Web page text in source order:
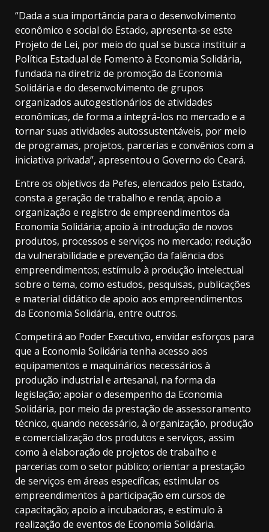
“Dada a sua importância para o desenvolvimento
econômico e social do Estado, apresenta-se este
Projeto de Lei, por meio do qual se busca instituir a
Política Estadual de Fomento à Economia Solidária,
fundada na diretriz de promoção da Economia
Solidária e do desenvolvimento de grupos
organizados autogestionários de atividades
econômicas, de forma a integrá-los no mercado e a
tornar suas atividades autossustentáveis, por meio
de programas, projetos, parcerias e convênios com a
iniciativa privada”, apresentou o Governo do Ceará.
Entre os objetivos da Pefes, elencados pelo Estado,
consta a geração de trabalho e renda; apoio a
organização e registro de empreendimentos da
Economia Solidária; apoio à introdução de novos
produtos, processos e serviços no mercado; redução
da vulnerabilidade e prevenção da falência dos
empreendimentos; estímulo à produção intelectual
sobre o tema, como estudos, pesquisas, publicações
e material didático de apoio aos empreendimentos
da Economia Solidária, entre outros.
Competirá ao Poder Executivo, envidar esforços para
que a Economia Solidária tenha acesso aos
equipamentos e maquinários necessários à
produção industrial e artesanal, na forma da
legislação; apoiar o desempenho da Economia
Solidária, por meio da prestação de assessoramento
técnico, quando necessário, à organização, produção
e comercialização dos produtos e serviços, assim
como à elaboração de projetos de trabalho e
parcerias com o setor público; orientar a prestação
de serviços em áreas específicas; estimular os
empreendimentos à participação em cursos de
capacitação; apoio a incubadoras, e estímulo à
realização de eventos de Economia Solidária.